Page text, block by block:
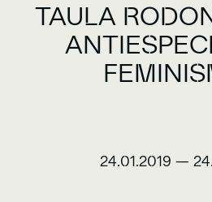
TAULA
24.01.2019 —